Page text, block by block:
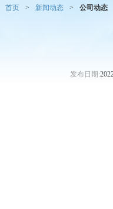
首页 > 新闻动态 > 公司动态
发布日期: